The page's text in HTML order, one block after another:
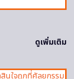
ดูเพิ่มเติม